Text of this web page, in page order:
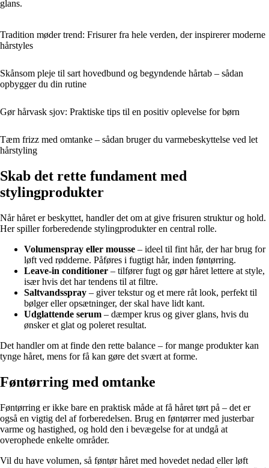
glans.
Tradition møder trend: Frisurer fra hele verden, der inspirerer moderne
hårstyles
Skånsom pleje til sart hovedbund og begyndende hårtab – sådan
opbygger du din rutine
Gør hårvask sjov: Praktiske tips til en positiv oplevelse for børn
Tæm frizz med omtanke – sådan bruger du varmebeskyttelse ved let
hårstyling
Skab det rette fundament med
stylingprodukter
Når håret er beskyttet, handler det om at give frisuren struktur og hold.
Her spiller forberedende stylingprodukter en central rolle.
Volumenspray eller mousse – ideel til fint hår, der har brug for
løft ved rødderne. Påføres i fugtigt hår, inden føntørring.
Leave-in conditioner – tilfører fugt og gør håret lettere at style,
især hvis det har tendens til at filtre.
Saltvandsspray – giver tekstur og et mere råt look, perfekt til
bølger eller opsætninger, der skal have lidt kant.
Udglattende serum – dæmper krus og giver glans, hvis du
ønsker et glat og poleret resultat.
Det handler om at finde den rette balance – for mange produkter kan
tynge håret, mens for få kan gøre det svært at forme.
Føntørring med omtanke
Føntørring er ikke bare en praktisk måde at få håret tørt på – det er
også en vigtig del af forberedelsen. Brug en føntørrer med justerbar
varme og hastighed, og hold den i bevægelse for at undgå at
overophede enkelte områder.
Vil du have volumen, så føntør håret med hovedet nedad eller løft